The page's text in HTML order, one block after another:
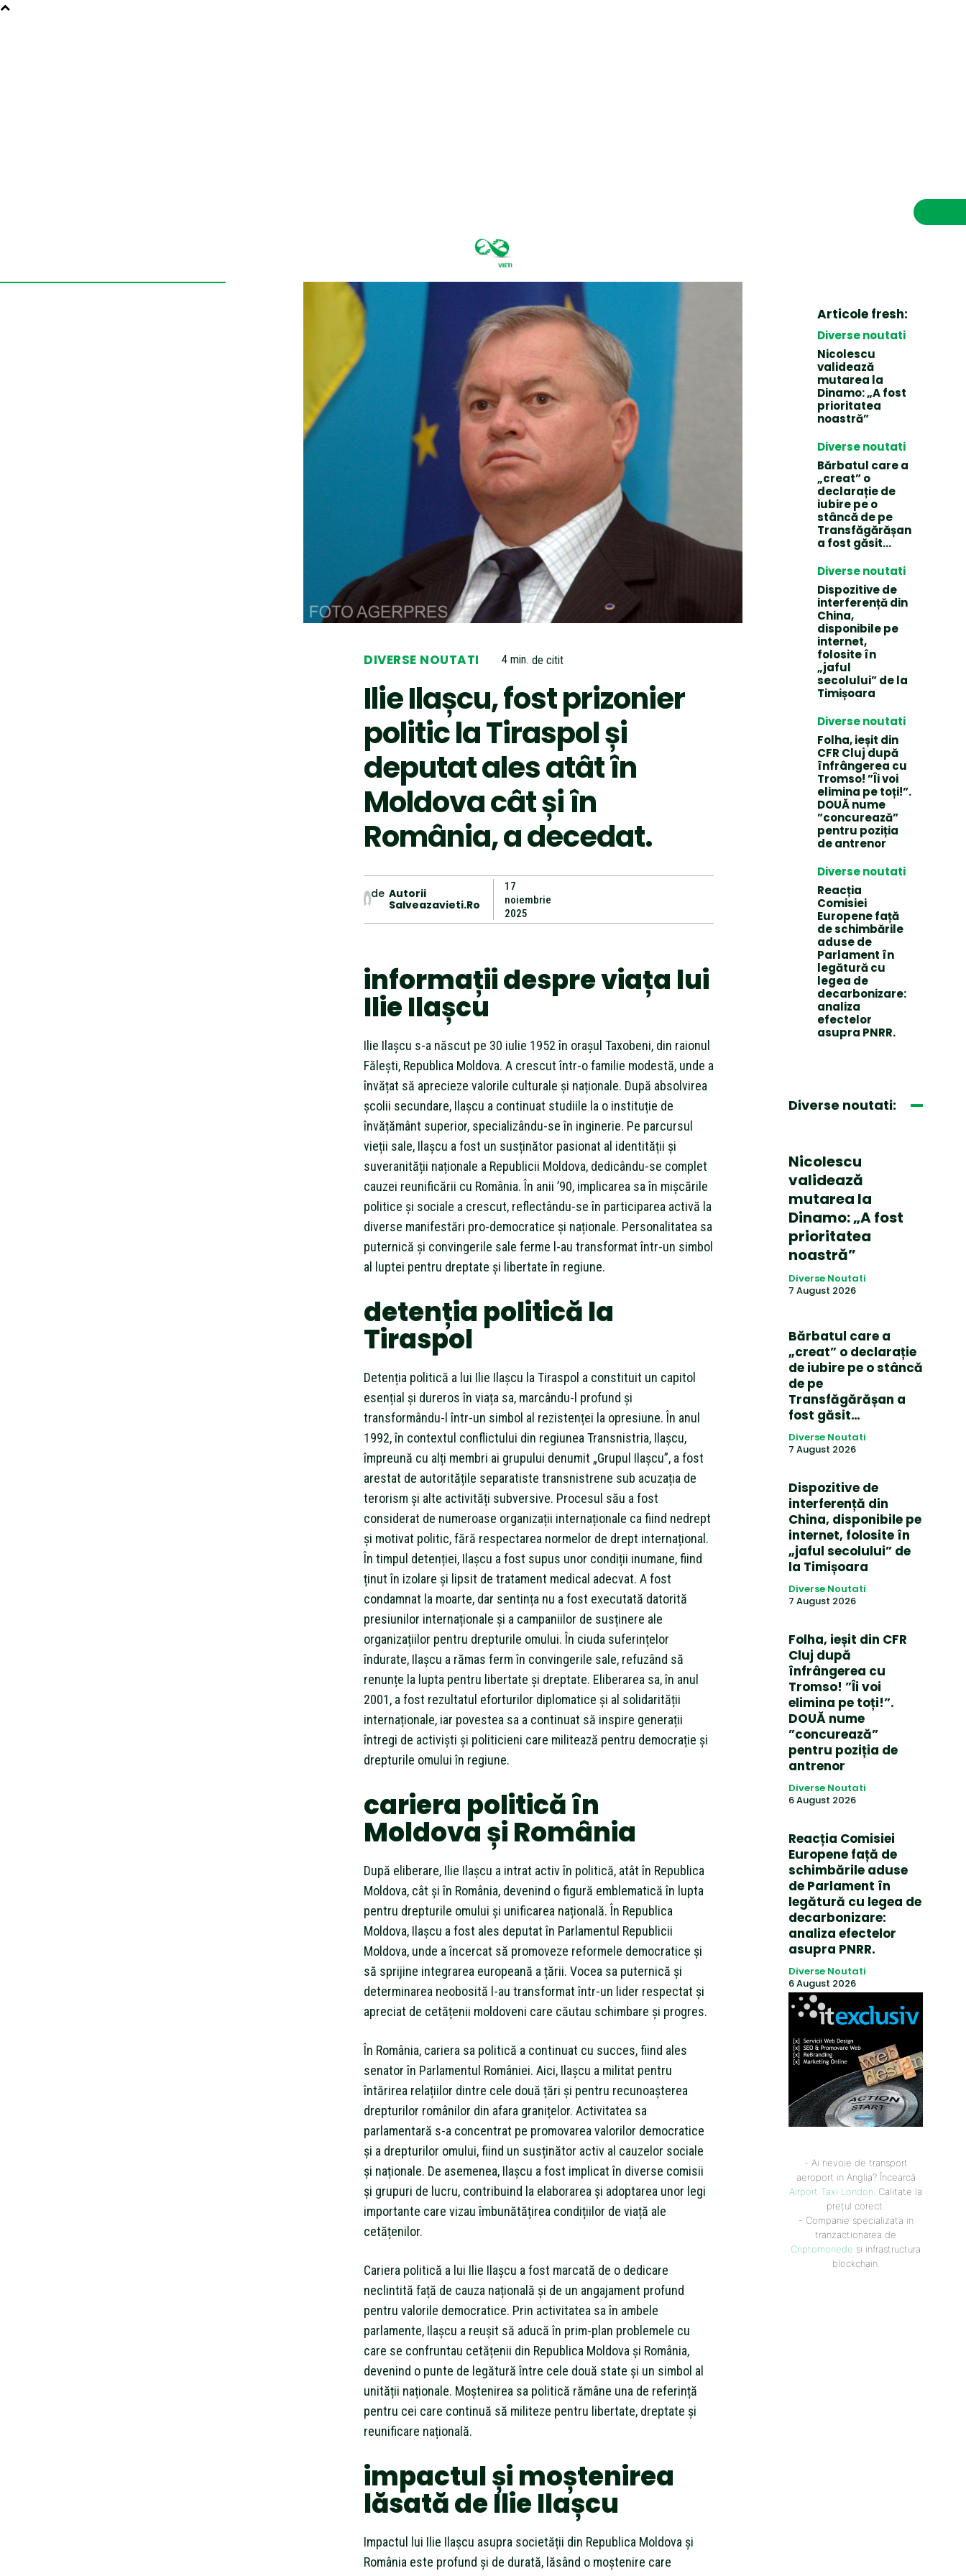
DIVERSE NOUTATI 4min. de citit
Ilie Ilașcu, fost prizonier
politic la Tiraspol și
deputat ales atât în
Moldova cât și în
România, a decedat.
de Autorii
Salveazavieti.ro
17
noiembrie
2025
informații despre viața lui
Ilie Ilașcu
Ilie Ilașcu s-a născut pe 30 iulie 1952 în orașul Taxobeni, din raionul
Fălești, Republica Moldova. A crescut într-o familie modestă, unde a
învățat să aprecieze valorile culturale și naționale. După absolvirea
școlii secundare, Ilașcu a continuat studiile la o instituție de
învățământ superior, specializându-se în inginerie. Pe parcursul
vieții sale, Ilașcu a fost un susținător pasionat al identității și
suveranității naționale a Republicii Moldova, dedicându-se complet
cauzei reunificării cu România. În anii ’90, implicarea sa în mișcările
politice și sociale a crescut, reflectându-se în participarea activă la
diverse manifestări pro-democratice și naționale. Personalitatea sa
puternică și convingerile sale ferme l-au transformat într-un simbol
al luptei pentru dreptate și libertate în regiune.
detenția politică la
Tiraspol
Detenția politică a lui Ilie Ilașcu la Tiraspol a constituit un capitol
esențial și dureros în viața sa, marcându-l profund și
transformându-l într-un simbol al rezistenței la opresiune. În anul
1992, în contextul conflictului din regiunea Transnistria, Ilașcu,
împreună cu alți membri ai grupului denumit „Grupul Ilașcu”, a fost
arestat de autoritățile separatiste transnistrene sub acuzația de
terorism și alte activități subversive. Procesul său a fost
considerat de numeroase organizații internaționale ca fiind nedrept
și motivat politic, fără respectarea normelor de drept internațional.
În timpul detenției, Ilașcu a fost supus unor condiții inumane, fiind
ținut în izolare și lipsit de tratament medical adecvat. A fost
condamnat la moarte, dar sentința nu a fost executată datorită
presiunilor internaționale și a campaniilor de susținere ale
organizațiilor pentru drepturile omului. În ciuda suferințelor
îndurate, Ilașcu a rămas ferm în convingerile sale, refuzând să
renunțe la lupta pentru libertate și dreptate. Eliberarea sa, în anul
2001, a fost rezultatul eforturilor diplomatice și al solidarității
internaționale, iar povestea sa a continuat să inspire generații
întregi de activiști și politicieni care militează pentru democrație și
drepturile omului în regiune.
cariera politică în
Moldova și România
După eliberare, Ilie Ilașcu a intrat activ în politică, atât în Republica
Moldova, cât și în România, devenind o figură emblematică în lupta
pentru drepturile omului și unificarea națională. În Republica
Moldova, Ilașcu a fost ales deputat în Parlamentul Republicii
Moldova, unde a încercat să promoveze reformele democratice și
să sprijine integrarea europeană a țării. Vocea sa puternică și
determinarea neobosită l-au transformat într-un lider respectat și
apreciat de cetățenii moldoveni care căutau schimbare și progres.
În România, cariera sa politică a continuat cu succes, fiind ales
senator în Parlamentul României. Aici, Ilașcu a militat pentru
întărirea relațiilor dintre cele două țări și pentru recunoașterea
drepturilor românilor din afara granițelor. Activitatea sa
parlamentară s-a concentrat pe promovarea valorilor democratice
și a drepturilor omului, fiind un susținător activ al cauzelor sociale
și naționale. De asemenea, Ilașcu a fost implicat în diverse comisii
și grupuri de lucru, contribuind la elaborarea și adoptarea unor legi
importante care vizau îmbunătățirea condițiilor de viață ale
cetățenilor.
Cariera politică a lui Ilie Ilașcu a fost marcată de o dedicare
neclintită față de cauza națională și de un angajament profund
pentru valorile democratice. Prin activitatea sa în ambele
parlamente, Ilașcu a reușit să aducă în prim-plan problemele cu
care se confruntau cetățenii din Republica Moldova și România,
devenind o punte de legătură între cele două state și un simbol al
unității naționale. Moștenirea sa politică rămâne una de referință
pentru cei care continuă să militeze pentru libertate, dreptate și
reunificare națională.
impactul și moștenirea
lăsată de Ilie Ilașcu
Impactul lui Ilie Ilașcu asupra societății din Republica Moldova și
România este profund și de durată, lăsând o moștenire care
Articole fresh:
Diverse noutati
Nicolescu
validează
mutarea la
Dinamo: „A fost
prioritatea
noastră”
Diverse noutati
Bărbatul care a
„creat” o
declarație de
iubire pe o
stâncă de pe
Transfăgărășan
a fost găsit…
Diverse noutati
Dispozitive de
interferență din
China,
disponibile pe
internet,
folosite în
„jaful
secolului” de la
Timișoara
Diverse noutati
Folha, ieșit din
CFR Cluj după
înfrângerea cu
Tromso! ”Îi voi
elimina pe toți!”.
DOUĂ nume
”concurează”
pentru poziția
de antrenor
Diverse noutati
Reacția
Comisiei
Europene față
de schimbările
aduse de
Parlament în
legătură cu
legea de
decarbonizare:
analiza
efectelor
asupra PNRR.
Diverse noutati:
Nicolescu
validează
mutarea la
Dinamo: „A fost
prioritatea
noastră”
Diverse Noutati
7 August 2026
Bărbatul care a
„creat” o declarație
de iubire pe o stâncă
de pe
Transfăgărășan a
fost găsit…
Diverse Noutati
7 August 2026
Dispozitive de
interferență din
China, disponibile pe
internet, folosite în
„jaful secolului” de
la Timișoara
Diverse Noutati
7 August 2026
Folha, ieșit din CFR
Cluj după
înfrângerea cu
Tromso! ”Îi voi
elimina pe toți!”.
DOUĂ nume
”concurează”
pentru poziția de
antrenor
Diverse Noutati
6 August 2026
Reacția Comisiei
Europene față de
schimbările aduse
de Parlament în
legătură cu legea de
decarbonizare:
analiza efectelor
asupra PNRR.
Diverse Noutati
6 August 2026
- Ai nevoie de transport
aeroport in Anglia? Încearcă
Airport Taxi London. Calitate la
prețul corect.
- Companie specializata in
tranzactionarea de
Criptomonede si infrastructura
blockchain.